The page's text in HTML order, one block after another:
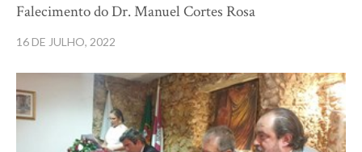
Falecimento do Dr. Manuel Cortes Rosa
16 DE JULHO, 2022